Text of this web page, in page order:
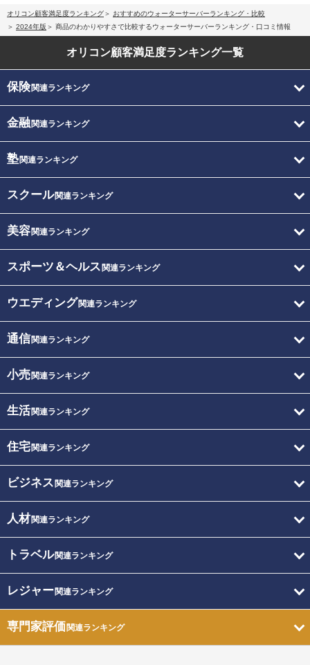
オリコン顧客満足度ランキング
おすすめのウォーターサーバーランキング・比較
2024年版
商品のわかりやすさで比較するウォーターサーバーランキング・口コミ情報
オリコン顧客満足度ランキング一覧
保険関連ランキング
金融関連ランキング
塾関連ランキング
スクール関連ランキング
美容関連ランキング
スポーツ＆ヘルス 関連ランキング
ウエディング関連ランキング
通信関連ランキング
小売関連ランキング
生活関連ランキング
住宅関連ランキング
ビジネス 関連ランキング
人材関連ランキング
トラベル関連ランキング
レジャー関連ランキング
専門家評価関連ランキング